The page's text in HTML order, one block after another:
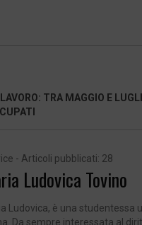
TRA MAGGIO E
- Articoli pubblicati: 28
Ludovica Tovino
Ludovica, è una studentessa
Da sempre interessata al